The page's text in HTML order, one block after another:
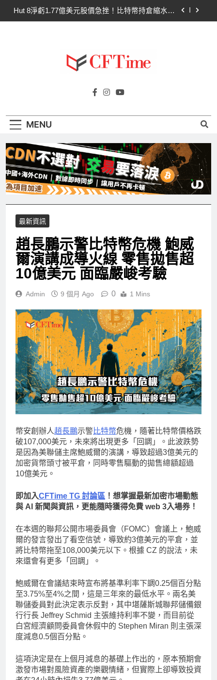
Hut 8淨虧1.77億美元股價急挫！比特幣持倉縮水成
CLARITY法案60票門檻仍差關鍵缺口！民主黨七
參議員聯合聲明：現有提案尚未準備好
Hut 8淨虧1.77億美元股價急挫！比特幣持倉縮水成
Strategy再賣比特幣！Saylor澄清：公司與個人分
Cftime.io
AI（ChatGPT）、區塊鏈、NFT、加密貨
MENU
最新資訊
趙長鵬示警比特幣危機 鮑威
爾演講成導火線 零售拋售超
10億美元 面臨嚴峻考驗
Admin 9 個月 Ago 0 1 Mins
幣安創辦人趙長鵬示警比特幣危機，隨著比特幣價格跌
破107,000美元，未來將出現更多「回調」。此波跌勢
是因為美聯儲主席鮑威爾的演講，導致超過3億美元的
加密貨幣頭寸被平倉，同時零售驅動的拋售總額超過
10億美元。
即加入CFTime TG 討論區 ！想掌握最新加密市場動態
與 AI 新聞與資訊，更能隨時獲得免費 web 3入場券！
在本週的聯邦公開市場委員會（FOMC）會議上，鮑威
爾的發言發出了看空信號，導致約3億美元的平倉，並
將比特幣拖至108,000美元以下。根據 CZ 的說法，未
來還會有更多「回調」。
鮑威爾在會議結束時宣布將基準利率下調0.25個百分點
至3.75%至4%之間，這是三年來的最低水平。兩名美
聯儲委員對此決定表示反對，其中堪薩斯城聯邦儲備銀
行行長 Jeffrey Schmid 主張維持利率不變，而目前從
白宮經濟顧問委員會休假中的 Stephen Miran 則主張深
度減息0.5個百分點。
這項決定是在上個月減息的基礎上作出的，原本預期會
激發市場對風險資產的樂觀情緒，但實際上卻導致投資